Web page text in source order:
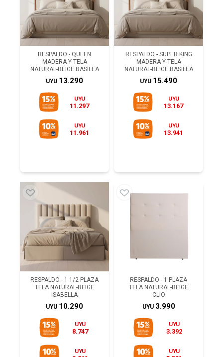
RESPALDO - QUEEN
MADERA-Y-TELA
NATURAL-BEIGE BASILEA
UYU 13.290
UYU
11.297
UYU
11.961
RESPALDO - SUPER KING
MADERA-Y-TELA
NATURAL-BEIGE BASILEA
UYU 15.490
UYU
13.167
UYU
13.941
RESPALDO - 1 1/2 PLAZA
TELA NATURAL-BEIGE
ISABELLA
UYU 10.290
UYU
8.747
UYU
RESPALDO - 1 PLAZA
TELA NATURAL-BEIGE
CLIO
UYU 3.990
UYU
3.392
UYU